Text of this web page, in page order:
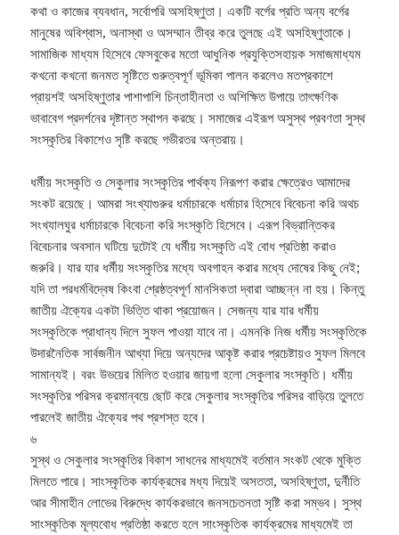
কথা ও কাজের ব্যবধান, সর্বোপরি অসহিষ্ণুতা। একটি বর্গের প্রতি অন্য বর্গের
মানুষের অবিশ্বাস, অনাস্থা ও অসম্মান তীব্র করে তুলছে এই অসহিষ্ণুতাকে।
সামাজিক মাধ্যম হিসেবে ফেসবুকের মতো আধুনিক প্রযুক্তিসহায়ক সমাজমাধ্যম
কখনো কখনো জনমত সৃষ্টিতে গুরুত্বপূর্ণ ভূমিকা পালন করলেও মতপ্রকাশে
প্রায়শই অসহিষ্ণুতার পাশাপাশি চিন্তাহীনতা ও অশিক্ষিত উপায়ে তাৎক্ষণিক
ভাবাবেগ প্রদর্শনের দৃষ্টান্ত স্থাপন করছে। সমাজের এইরূপ অসুস্থ প্রবণতা সুস্থ
সংস্কৃতির বিকাশেও সৃষ্টি করছে গভীরতর অন্তরায়।
ধর্মীয় সংস্কৃতি ও সেকুলার সংস্কৃতির পার্থক্য নিরূপণ করার ক্ষেত্রেও আমাদের
সংকট রয়েছে। আমরা সংখ্যাগুরুর ধর্মাচারকে ধর্মাচার হিসেবে বিবেচনা করি অথচ
সংখ্যালঘুর ধর্মাচারকে বিবেচনা করি সংস্কৃতি হিসেবে। এরূপ বিভ্রান্তিকর
বিবেচনার অবসান ঘটিয়ে দুটোই যে ধর্মীয় সংস্কৃতি এই বোধ প্রতিষ্ঠা করাও
জরুরি। যার যার ধর্মীয় সংস্কৃতির মধ্যে অবগাহন করার মধ্যে দোষের কিছু নেই;
যদি তা পরধর্মবিদ্বেষ কিংবা শ্রেষ্ঠত্বপূর্ণ মানসিকতা দ্বারা আচ্ছন্ন না হয়। কিন্তু
জাতীয় ঐক্যের একটা ভিত্তি থাকা প্রয়োজন। সেজন্য যার যার ধর্মীয়
সংস্কৃতিকে প্রাধান্য দিলে সুফল পাওয়া যাবে না। এমনকি নিজ ধর্মীয় সংস্কৃতিকে
উদারনৈতিক সার্বজনীন আখ্যা দিয়ে অন্যদের আকৃষ্ট করার প্রচেষ্টায়ও সুফল মিলবে
সামান্যই। বরং উভয়ের মিলিত হওয়ার জায়গা হলো সেকুলার সংস্কৃতি। ধর্মীয়
সংস্কৃতির পরিসর ক্রমান্বয়ে ছোট করে সেকুলার সংস্কৃতির পরিসর বাড়িয়ে তুলতে
পারলেই জাতীয় ঐক্যের পথ প্রশস্ত হবে।
৬
সুস্থ ও সেকুলার সংস্কৃতির বিকাশ সাধনের মাধ্যমেই বর্তমান সংকট থেকে মুক্তি
মিলতে পারে। সাংস্কৃতিক কার্যক্রমের মধ্য দিয়েই অসততা, অসহিষ্ণুতা, দুর্নীতি
আর সীমাহীন লোভের বিরুদ্ধে কার্যকরভাবে জনসচেতনতা সৃষ্টি করা সম্ভব। সুস্থ
সাংস্কৃতিক মূল্যবোধ প্রতিষ্ঠা করতে হলে সাংস্কৃতিক কার্যক্রমের মাধ্যমেই তা